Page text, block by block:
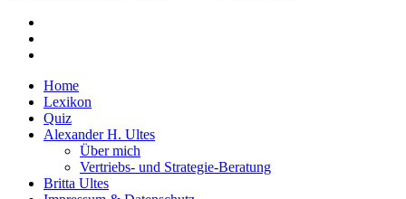
Home
Lexikon
Quiz
Alexander H. Ultes
Über mich
Vertriebs- und Strategie-Beratung
Britta Ultes